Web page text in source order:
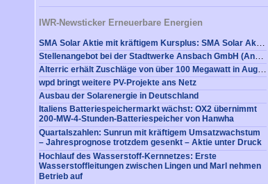
IWR-Newsticker Erneuerbare Energien
wpd bringt weitere PV-Projekte ans Netz
Ausbau der Solarenergie in Deutschland
Italiens Batteriespeichermarkt wächst: OX2 übernimmt
200-MW-4-Stunden-Batteriespeicher von Hanwha
Quartalszahlen: Sunrun mit kräftigem Umsatzwachstum
– Jahresprognose trotzdem gesenkt – Aktie unter Druck
Hochlauf des Wasserstoff-Kernnetzes: Erste
Wasserstoffleitungen zwischen Lingen und Marl nehmen
Betrieb auf